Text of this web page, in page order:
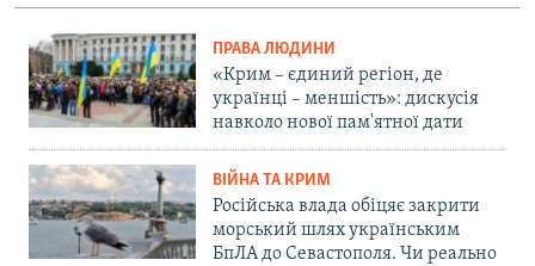
ПРАВА ЛЮДИНИ
«Крим – єдиний регіон, де
українці – меншість»: дискусія
навколо нової пам'ятної дати
ВІЙНА ТА КРИМ
Російська влада обіцяє закрити
морський шлях українським
БпЛА до Севастополя. Чи реально